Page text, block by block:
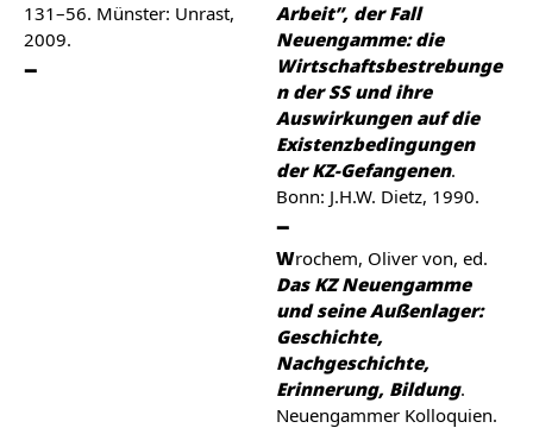
131–56. Münster: Unrast,
2009.
Arbeit”, der Fall
Neuengamme: die
Wirtschaftsbestrebunge
n der SS und ihre
Auswirkungen auf die
Existenzbedingungen
der KZ-Gefangenen.
Bonn: J.H.W. Dietz, 1990.
Wrochem, Oliver von, ed.
Das KZ Neuengamme
und seine Außenlager:
Geschichte,
Nachgeschichte,
Erinnerung, Bildung.
Neuengammer Kolloquien.